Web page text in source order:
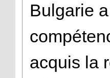
Bulgarie
acquis la